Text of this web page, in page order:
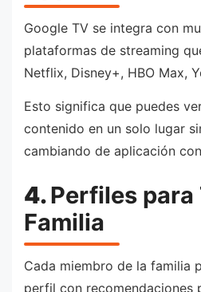
Google TV se integra con
plataformas de streaming
Netflix, Disney+, HBO Max,
Esto significa que puedes
contenido en un solo lugar
cambiando de aplicación
4.Perfiles para
Familia
Cada miembro de la familia
perfil con recomendaciones